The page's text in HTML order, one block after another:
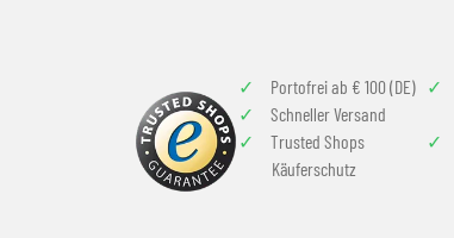
Portofrei ab € 100 (DE)
Schneller Versand
Trusted Shops
Käuferschutz